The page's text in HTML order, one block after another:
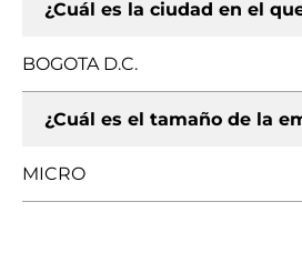
¿Cuál es la ciudad en el
BOGOTA D.C.
¿Cuál es el tamaño de la
MICRO